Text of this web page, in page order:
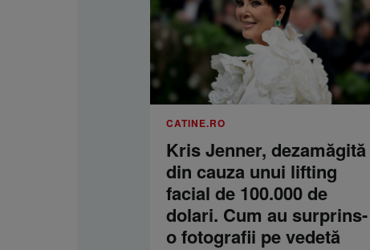
CATINE.RO
Kris Jenner, dezamăgită
din cauza unui lifting
facial de 100.000 de
dolari. Cum au surprins-
o fotografii pe vedetă